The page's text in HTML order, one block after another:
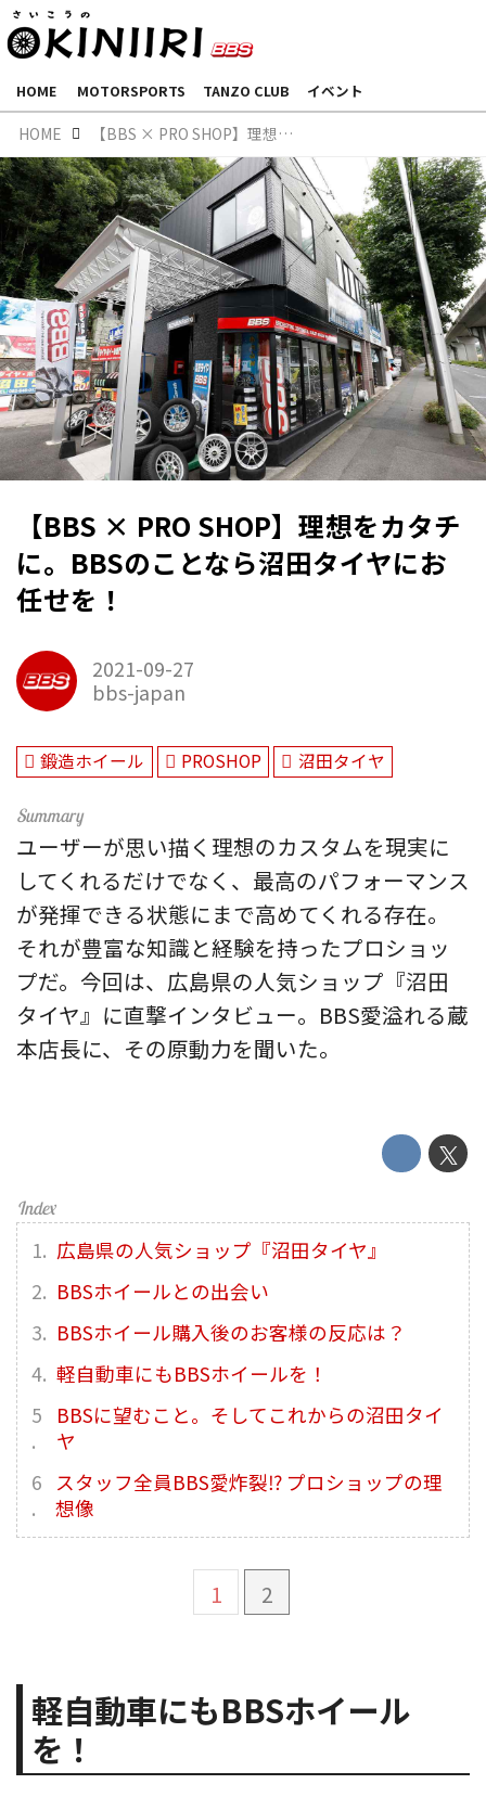
HOME MOTORSPORTS TANZO CLUB イベント
HOME 【BBS × PRO SHOP】理想をカタチに。BBSのことなら沼田タイヤにお任せを！
【BBS × PRO SHOP】理想をカタチ
に。BBSのことなら沼田タイヤにお
任せを！
2021-09-27
bbs-japan
鍛造ホイール PROSHOP 沼田タイヤ
ユーザーが思い描く理想のカスタムを現実に
してくれるだけでなく、最高のパフォーマンス
が発揮できる状態にまで高めてくれる存在。
それが豊富な知識と経験を持ったプロショッ
プだ。今回は、広島県の人気ショップ『沼田
タイヤ』に直撃インタビュー。BBS愛溢れる蔵
本店長に、その原動力を聞いた。
広島県の人気ショップ『沼田タイヤ』
BBSホイールとの出会い
BBSホイール購入後のお客様の反応は？
軽自動車にもBBSホイールを！
BBSに望むこと。そしてこれからの沼田タイ
ヤ
スタッフ全員BBS愛炸裂⁉︎ プロショップの理
想像
1 2
軽自動車にもBBSホイール
を！